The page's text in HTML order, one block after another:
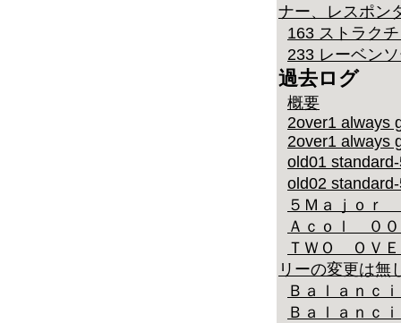
ナー、レスポン
163 ストラク
233 レーベン
過去ログ
概要
2over1 always
2over1 always
old01
old02
５Ｍａｊｏ
Ａｃｏｌ ０
ＴＷＯ ＯＶ
リーの変更は
Ｂａｌａｎｃ
Ｂａｌａｎｃ